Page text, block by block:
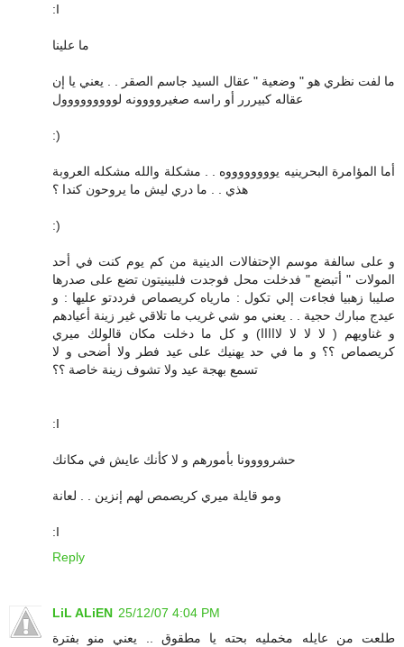
:I
ما علينا
ما لفت نظري هو " وضعية " عقال السيد جاسم الصقر . . يعني يا إن
عقاله كبيررر أو راسه صغيروووونه لووووووووول
:)
أما المؤامرة البحرينيه يووووووووه . . مشكلة والله مشكله العروبة
هذي . . ما دري ليش ما يروحون كندا ؟
:)
و على سالفة موسم الإحتفالات الدينية من كم يوم كنت في أحد
المولات " أتبضع " فدخلت محل فوجدت فلبينيتون تضع على صدرها
صليبا زهبيا فجاءت إلي تكول : مارياه كريصماص فرددتو عليها : و
عيدج مبارك حجية . . يعني مو شي غريب ما تلاقي غير زينة أعيادهم
و غناويهم ( لا لا لا لااااا) و كل ما دخلت مكان قالولك ميري
كريصماص ؟؟ و ما في حد يهنيك على عيد فطر ولا أضحى و لا
تسمع بهجة عيد ولا تشوف زينة خاصة ؟؟
:I
حشروووونا بأمورهم و لا كأنك عايش في مكانك
ومو قايلة ميري كريصمص لهم إنزين . . لعانة
:I
Reply
LiL ALiEN 25/12/07 4:04 PM
طلعت من عايله مخمليه بحته يا مطقوق .. يعني منو بفترة